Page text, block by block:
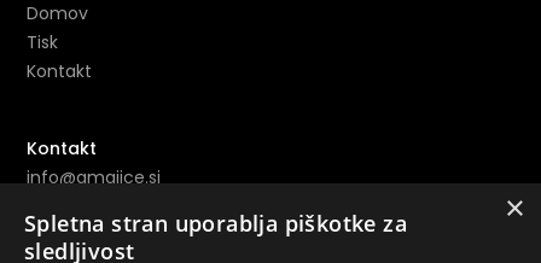
Domov
Tisk
Kontakt
Kontakt
info@amajice.si
×
Spletna stran uporablja piškotke za
sledljivost